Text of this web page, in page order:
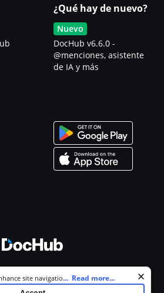
¿Qué hay de nuevo?
Nuevo
DocHub v6.6.0 -
@menciones, asistente
de IA y más
los derechos reservados.
site navigation and personalize
site you agree to our use of cookies as
... Read more...